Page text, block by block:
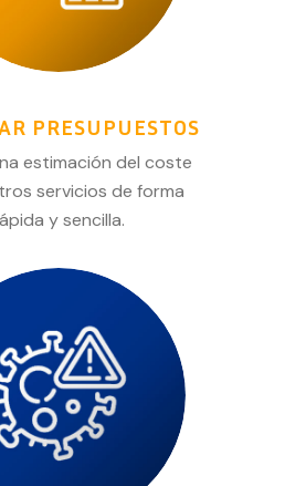
PRESUPUESTOS
estimación del coste
servicios de forma
y sencilla.